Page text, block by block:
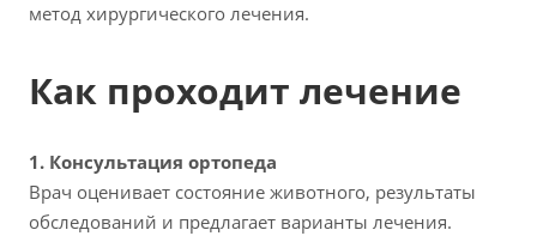
метод хирургического лечения.
Как проходит лечение
1. Консультация ортопеда
Врач оценивает состояние животного, результаты
обследований и предлагает варианты лечения.